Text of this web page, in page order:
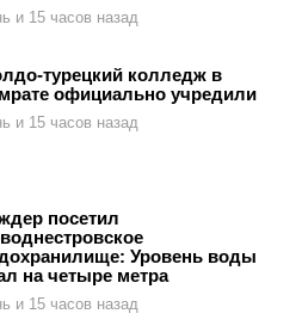
и 15 часов назад
турецкий колледж в
официально учредили
и 15 часов назад
посетил
Уровень воды
на четыре метра
и 15 часов назад